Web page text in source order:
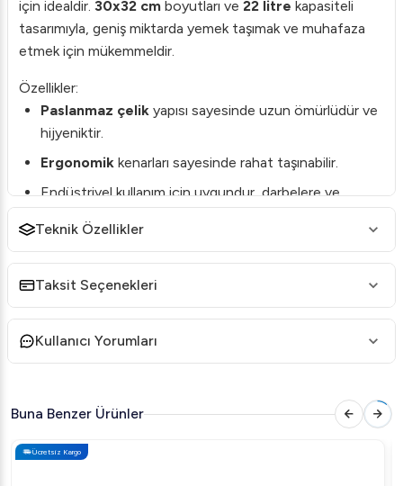
için idealdir. 30x32 cm boyutları ve 22 litre kapasiteli
tasarımıyla, geniş miktarda yemek taşımak ve muhafaza
etmek için mükemmeldir.
Özellikler:
Paslanmaz çelik yapısı sayesinde uzun ömürlüdür ve
hijyeniktir.
Ergonomik kenarları sayesinde rahat taşınabilir.
Endüstriyel kullanım için uygundur, darbelere ve
Kullanım Alanları:
Restoran, otel ve catering firmaları gibi yoğun yemek
yiyeceklerinizigüvenli
Arıgastro.comavantajlarıyla satın alın, işinizde fark
Teknik Özellikler
Taksit Seçenekleri
Kullanıcı Yorumları
Buna Benzer Ürünler
Ücretsiz Kargo